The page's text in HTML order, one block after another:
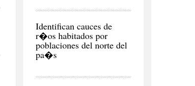
Identifican cauces de
r�os habitados por
poblaciones del norte del
pa�s